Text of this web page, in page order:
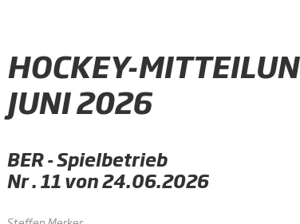
HOCKEY-
JUNI 2026
BER - Spielbetrieb
Nr . 11 von 24.06.2026